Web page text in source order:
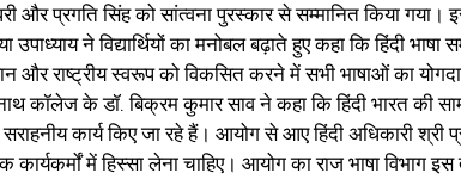
और प्रगति सिंह को सांत्वना पुरस्कार से सम्मानित किया
उपाध्याय ने विद्यार्थियों का मनोबल बढ़ाते हुए कहा कि हिंदी भाषा
और राष्ट्रीय स्वरूप को विकसित करने में सभी भाषाओं का
कॉलेज के डॉ. बिक्रम कुमार साव ने कहा कि हिंदी भारत की
कार्य किए जा रहे हैं। आयोग से आए हिंदी अधिकारी श्री
कार्यकर्मों में हिस्सा लेना चाहिए। आयोग का राज भाषा विभाग